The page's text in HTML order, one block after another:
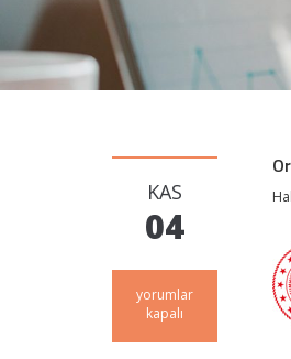
KAS
04
Organize
Sanayi
yorumlar
kapalı